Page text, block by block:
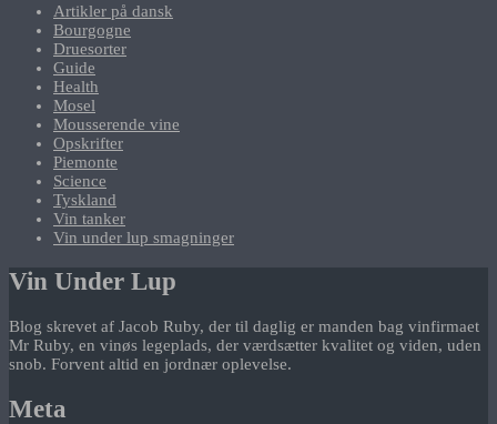
Artikler på dansk
Bourgogne
Druesorter
Guide
Health
Mosel
Mousserende vine
Opskrifter
Piemonte
Science
Tyskland
Vin tanker
Vin under lup smagninger
Vin Under Lup
Blog skrevet af Jacob Ruby, der til daglig er manden bag vinfirmaet
Mr Ruby, en vinøs legeplads, der værdsætter kvalitet og viden, uden
snob. Forvent altid en jordnær oplevelse.
Meta